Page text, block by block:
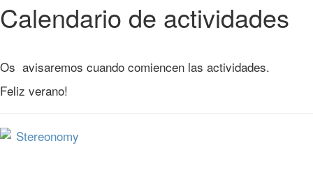
Calendario de actividades
Os avisaremos cuando comiencen las actividades.
Feliz verano!